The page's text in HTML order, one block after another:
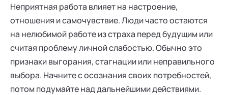
Неприятная работа влияет на настроение,
отношения и самочувствие. Люди часто остаются
на нелюбимой работе из страха перед будущим или
считая проблему личной слабостью. Обычно это
признаки выгорания, стагнации или неправильного
выбора. Начните с осознания своих потребностей,
потом подумайте над дальнейшими действиями.